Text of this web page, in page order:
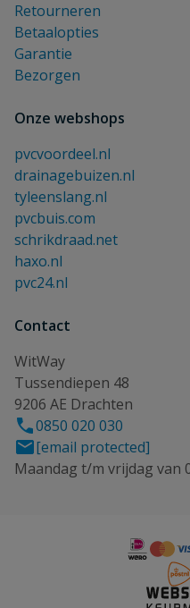
Retourneren
Betaalopties
Garantie
Bezorgen
Onze webshops
pvcvoordeel.nl
drainagebuizen.nl
tyleenslang.nl
pvcbuis.com
schrikdraad.net
haxo.nl
pvc24.nl
Contact
WitWay
Tussendiepen 48
9206 AE Drachten
0850 020 030
[email protected]
Maandag t/m vrijdag van